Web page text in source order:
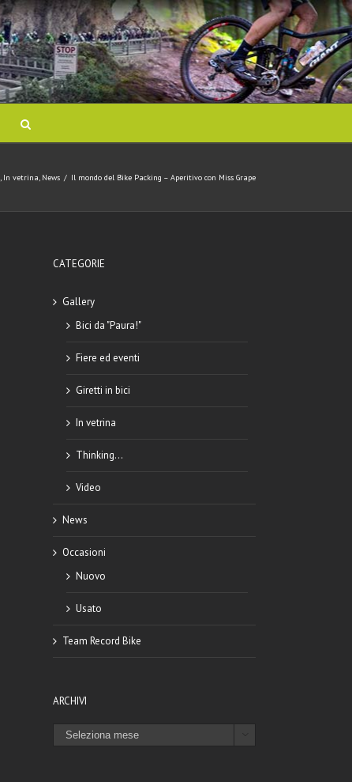
, In vetrina, News / Il mondo del Bike Packing – Aperitivo con Miss Grape
CATEGORIE
Gallery
Bici da "Paura!"
Fiere ed eventi
Giretti in bici
In vetrina
Thinking…
Video
News
Occasioni
Nuovo
Usato
Team Record Bike
ARCHIVI
ARCHIVI